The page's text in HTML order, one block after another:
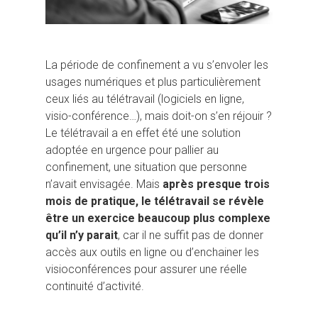
La période de confinement a vu s’envoler les
usages numériques et plus particulièrement
ceux liés au télétravail (logiciels en ligne,
visio-conférence…), mais doit-on s’en réjouir ?
Le télétravail a en effet été une solution
adoptée en urgence pour pallier au
confinement, une situation que personne
n’avait envisagée. Mais après presque trois
mois de pratique, le télétravail se révèle
être un exercice beaucoup plus complexe
qu’il n’y parait, car il ne suffit pas de donner
accès aux outils en ligne ou d’enchainer les
visioconférences pour assurer une réelle
continuité d’activité.